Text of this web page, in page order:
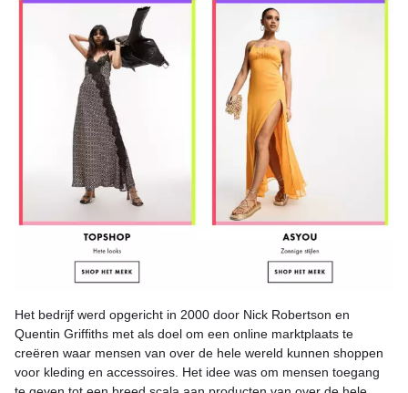
Het bedrijf werd opgericht in 2000 door Nick Robertson en
Quentin Griffiths met als doel om een online marktplaats te
creëren waar mensen van over de hele wereld kunnen shoppen
voor kleding en accessoires. Het idee was om mensen toegang